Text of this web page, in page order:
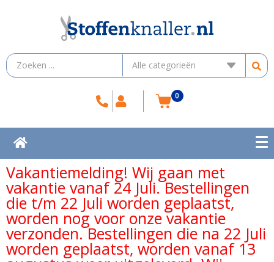
0
Vakantiemelding! Wij gaan met
vakantie vanaf 24 Juli. Bestellingen
die t/m 22 Juli worden geplaatst,
worden nog voor onze vakantie
verzonden. Bestellingen die na 22 Juli
worden geplaatst, worden vanaf 13